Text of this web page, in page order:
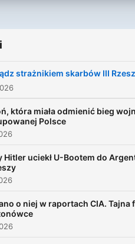
strażnikiem skarbów III
która miała odmienić bieg
Polsce
Hitler uciekł U-Bootem do
o niej w raportach CIA. Tajna